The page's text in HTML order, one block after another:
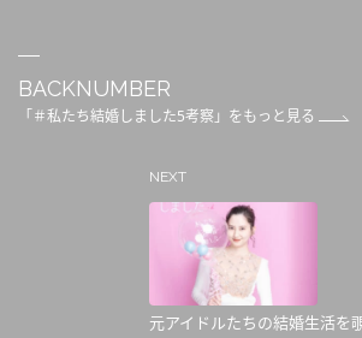
BACKNUMBER
「＃私たち結婚しました5考察」をもっと見る
NEXT
元アイドルたちの結婚生活を